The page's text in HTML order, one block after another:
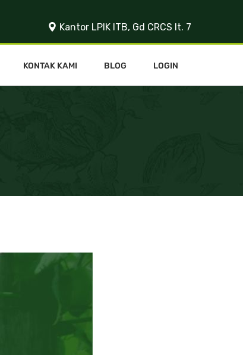
Kantor LPIK ITB, Gd CRCS lt. 7
KONTAK KAMI BLOG LOGIN